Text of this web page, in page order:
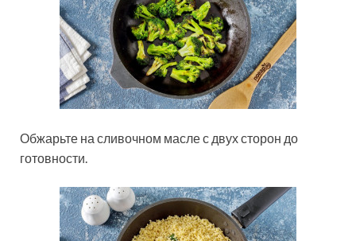
Обжарьте на сливочном масле с двух сторон до
готовности.